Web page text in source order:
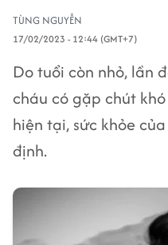
TÙNG NGUYỄN
17/02/2023 - 12:44 (GMT+7)
Do tuổi còn nhỏ, lần
cháu có gặp chút
hiện tại, sức khỏe
định.